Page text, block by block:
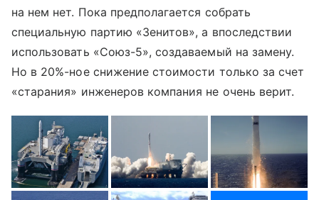
на нем нет. Пока предполагается собрать
специальную партию «Зенитов», а впоследствии
использовать «Союз-5», создаваемый на замену.
Но в 20%-ное снижение стоимости только за счет
«старания» инженеров компания не очень верит.